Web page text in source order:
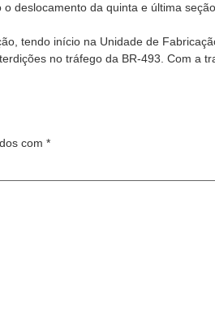
deslocamento da quinta e última
tendo início na Unidade de
no tráfego da BR-493. Com a
com *